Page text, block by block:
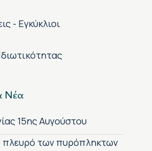
- Εγκύκλιοι
Νέα
15ης Αυγούστου
πλευρό των πυρόπληκτων